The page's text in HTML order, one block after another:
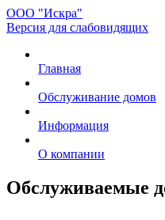
ООО "Искра"
Версия для слабовидящих
Главная
Обслуживание домов
Информация
О компании
Обслуживаемые